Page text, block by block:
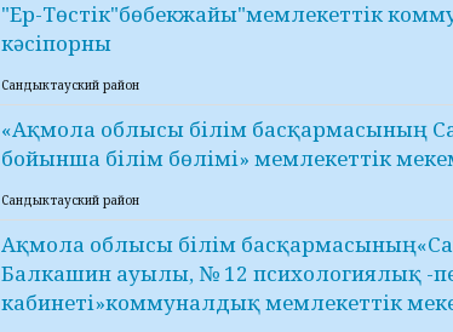
"Ер-Төстік"бөбекжайы"мемлекеттік
кәсіпорны
Сандыктауский район
«Ақмола облысы білім басқармасының
бойынша білім бөлімі» мемлекеттік
Сандыктауский район
Ақмола облысы білім
Балкашин ауылы, № 12 психологиялық -
кабинеті»коммуналдық мемлекеттік